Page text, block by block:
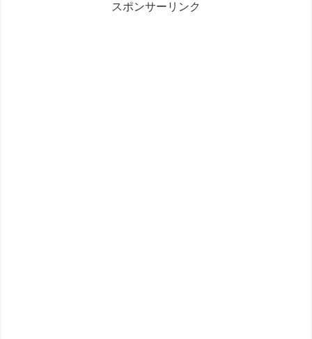
スポンサーリンク